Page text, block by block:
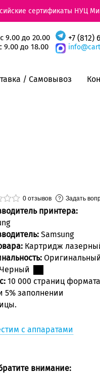
сертификаты НУЦ
9.00 до 20.00
9.00 до 18.00
+7 (812)
/ Самовывоз
0 отзывов Задать
принтера:
Samsung
Картридж
Оригинальный
Черный
10 000 страниц формата
5% заполнении
с аппаратами
внимание: